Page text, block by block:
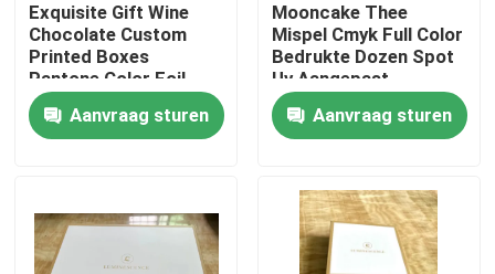
Prentenboekdruk
De Druk van het Hardcovernotitieboekje
gedrukte document boodschappentassen
De Diensten van de Handboekdruk
Exquisite Gift Wine
Chocolate Custom
Printed Boxes
Pantone Color Foil
Stamping
Aanvraag sturen
Mooncake Thee
Mispel Cmyk Full Color
Bedrukte Dozen Spot
Uv Aangepast
Aanvraag sturen